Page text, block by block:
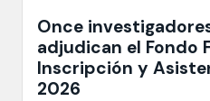
Once
adjudican el Fondo
Inscripción y
2026